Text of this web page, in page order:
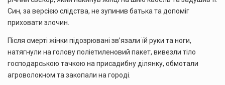
Син, за версією слідства, не зупинив батька та допоміг
приховати злочин.
Після смерті жінки підозрювані зв’язали їй руки та ноги,
натягнули на голову поліетиленовий пакет, вивезли тіло
господарською тачкою на присадибну ділянку, обмотали
агроволокном та закопали на городі.